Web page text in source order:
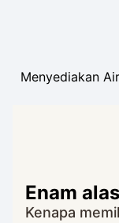
Menyediakan
Enam
Kenapa